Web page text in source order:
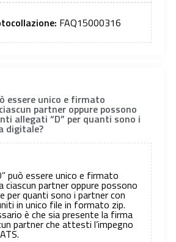
FAQ15000316
essere unico e firmato
partner oppure possono
allegati “D” per quanti sono i
digitale?
può essere unico e firmato
ciascun partner oppure possono
per quanti sono i partner con
in unico file in formato zip.
è che sia presente la firma
partner che attesti l’impegno